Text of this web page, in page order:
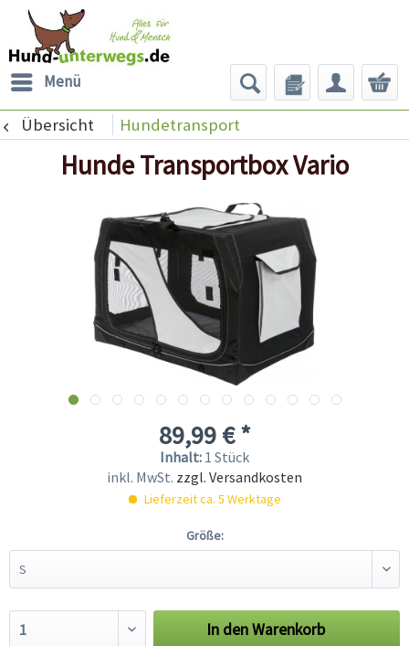
Menü
Übersicht Hundetransport
Hunde Transportbox Vario
89,99 € *
Inhalt: 1 Stück
inkl. MwSt. zzgl. Versandkosten
Lieferzeit ca. 5 Werktage
Größe:
In denWarenkorb